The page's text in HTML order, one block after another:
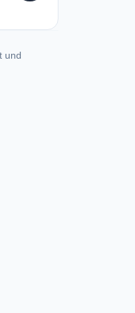
und